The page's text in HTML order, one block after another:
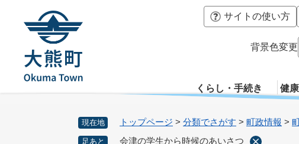
サイトの使い方
背景色変更
くらし・手続き 健
現在地 トップページ > 分類でさがす > 町政情報 >
足あと 会津の学生から時候のあいさつ